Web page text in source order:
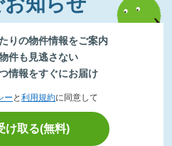
りの物件情報をご案内
件も見逃さない
情報をすぐにお届け
ー と 利用規約に同意して
け取る(無料)